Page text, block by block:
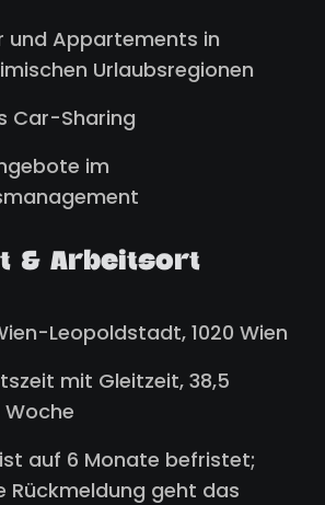
und Appartements in
Urlaubsregionen
Car-Sharing
im
& Arbeitsort
Leopoldstadt, 1020 Wien
mit Gleitzeit, 38,5
auf 6 Monate befristet;
Rückmeldung geht das